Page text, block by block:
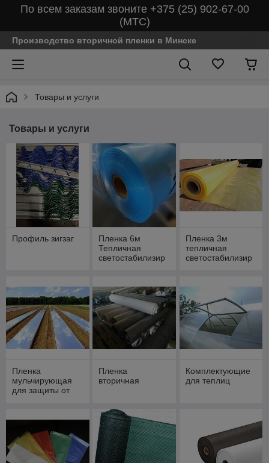
По всем заказам звоните +375 (25) 902-67-00
(МТС)
Производство вторичной пленки в Минске
Товары и услуги
Товары и услуги
Профиль зигзаг
Пленка 6м
Тепличная
светостабилизир
Пленка 3м
тепличная
светостабилизир
Пленка
мульчирующая
для защиты от
Пленка
вторичная
Комплектующие
для теплиц